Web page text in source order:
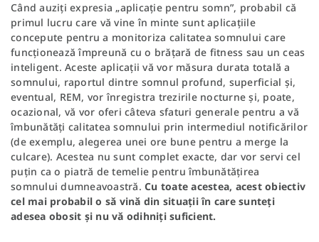
Când auziți expresia „aplicație pentru somn”, probabil că
primul lucru care vă vine în minte sunt aplicațiile
concepute pentru a monitoriza calitatea somnului care
funcționează împreună cu o brățară de fitness sau un ceas
inteligent. Aceste aplicații vă vor măsura durata totală a
somnului, raportul dintre somnul profund, superficial și,
eventual, REM, vor înregistra trezirile nocturne și, poate,
ocazional, vă vor oferi câteva sfaturi generale pentru a vă
îmbunătăți calitatea somnului prin intermediul notificărilor
(de exemplu, alegerea unei ore bune pentru a merge la
culcare). Acestea nu sunt complet exacte, dar vor servi cel
puțin ca o piatră de temelie pentru îmbunătățirea
somnului dumneavoastră. Cu toate acestea, acest obiectiv
cel mai probabil o să vină din situații în care sunteți
adesea obosit și nu vă odihniți suficient.